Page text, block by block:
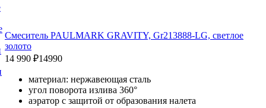
Смеситель PAULMARK GRAVITY, Gr213888-LG, светлое
золото
14 990 ₽14990
материал: нержавеющая сталь
угол поворота излива 360°
аэратор с защитой от образования налета